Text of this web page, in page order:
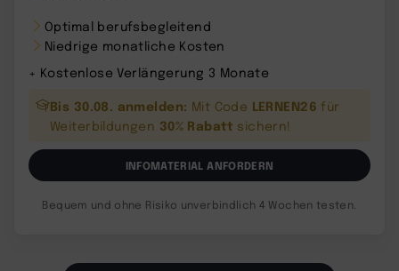
Optimal berufsbegleitend
Niedrige monatliche Kosten
+ Kostenlose Verlängerung 3 Monate
Bis 30.08. anmelden: Mit Code LERNEN26 für
Weiterbildungen 30% Rabatt sichern!
INFOMATERIAL ANFORDERN
Bequem und ohne Risiko unverbindlich 4 Wochen testen.